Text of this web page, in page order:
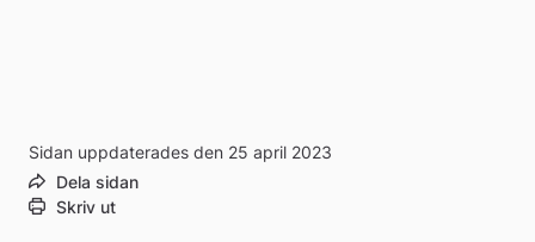
Sidan uppdaterades den 25 april 2023
Dela sidan
Skriv ut